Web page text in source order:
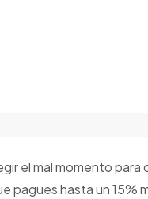
el mal momento para
pagues hasta un 15%